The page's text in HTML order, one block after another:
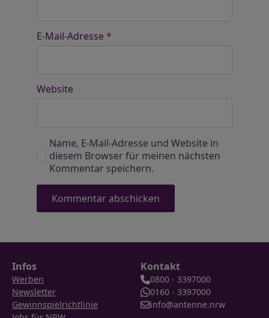
E-Mail-Adresse *
Website
Name, E-Mail-Adresse und Website in
diesem Browser für meinen nächsten
Kommentar speichern.
Infos
Werben
Newsletter
Gewinnspielrichtlinie
Kontakt
0800 - 3397000
0160 - 3397000
info@antenne.nrw